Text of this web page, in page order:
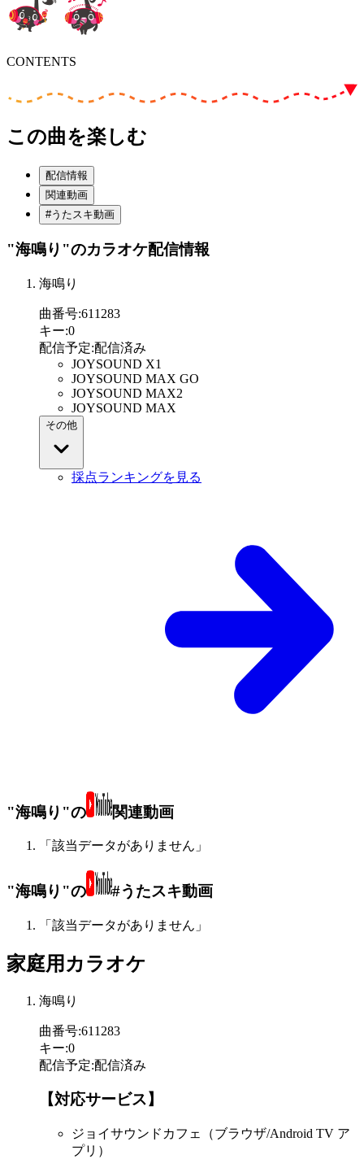
CONTENTS
この曲を楽しむ
配信情報
関連動画
#うたスキ動画
"海鳴り"のカラオケ配信情報
海鳴り
曲番号:611283
キー:0
配信予定:配信済み
JOYSOUND X1
JOYSOUND MAX GO
JOYSOUND MAX2
JOYSOUND MAX
その他
採点ランキングを見る
"海鳴り"の 関連動画
「該当データがありません」
"海鳴り"の #うたスキ動画
「該当データがありません」
家庭用カラオケ
海鳴り
曲番号:611283
キー:0
配信予定:配信済み
【対応サービス】
ジョイサウンドカフェ（ブラウザ/Android TV ア
プリ）